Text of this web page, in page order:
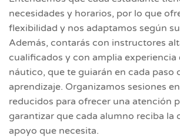
necesidades y horarios, por lo que
flexibilidad y nos adaptamos según
Además, contarás con instructores
cualificados y con amplia experiencia
náutico, que te guiarán en cada paso
aprendizaje. Organizamos sesiones
reducidos para ofrecer una atención
garantizar que cada alumno reciba la
apoyo que necesita.